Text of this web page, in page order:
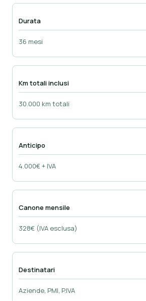
Durata
36 mesi
Km totali inclusi
30.000 km totali
Anticipo
4.000€ + IVA
Canone mensile
328€ (IVA esclusa)
Destinatari
Aziende, PMI, P.IVA